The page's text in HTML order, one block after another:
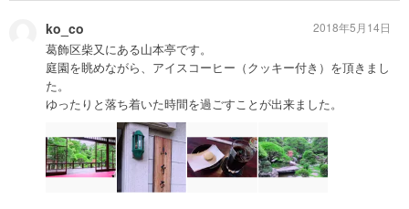
ko_co
葛飾区柴又にある山本亭です。
庭園を眺めながら、アイスコーヒー（クッキー付き）を頂きまし
た。
ゆったりと落ち着いた時間を過ごすことが出来ました。
2018年5月14日